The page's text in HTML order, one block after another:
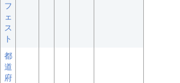
フ
ェ
ス
ト
都
道
府